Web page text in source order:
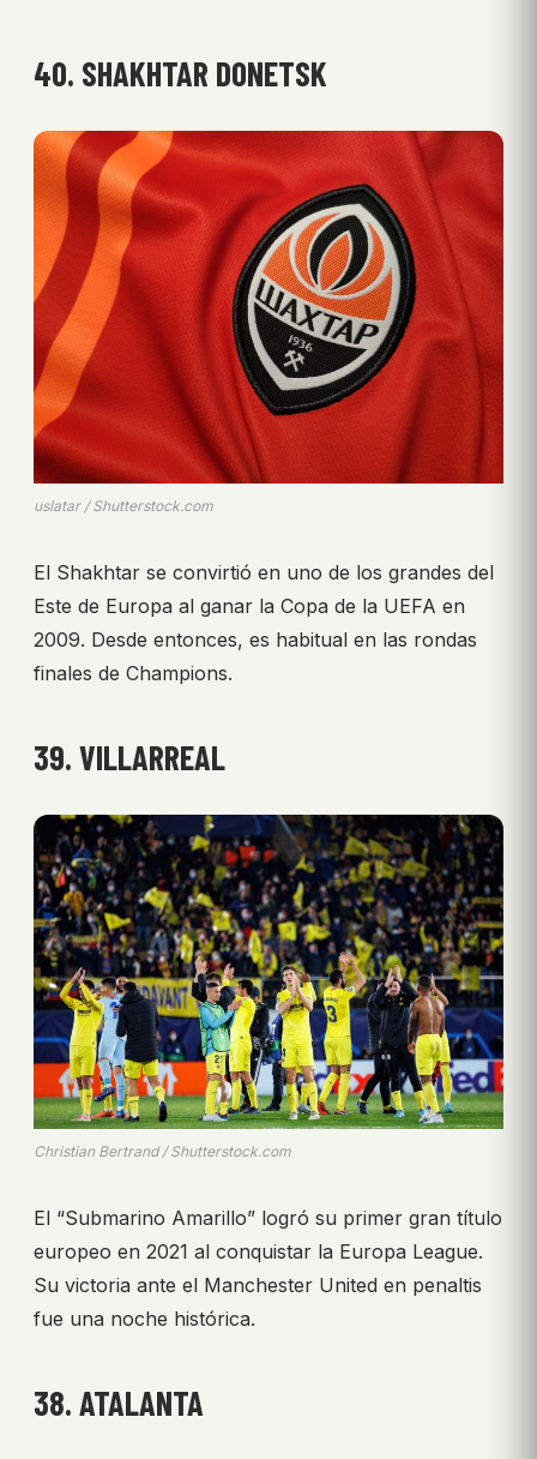
40. SHAKHTAR DONETSK
uslatar / Shutterstock.com
El Shakhtar se convirtió en uno de los grandes del
Este de Europa al ganar la Copa de la UEFA en
2009. Desde entonces, es habitual en las rondas
finales de Champions.
39. VILLARREAL
Christian Bertrand / Shutterstock.com
El “Submarino Amarillo” logró su primer gran título
europeo en 2021 al conquistar la Europa League.
Su victoria ante el Manchester United en penaltis
fue una noche histórica.
38. ATALANTA